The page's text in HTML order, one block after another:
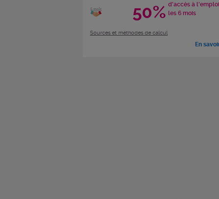
50% d'accès à
les 6 mois
Sources et méthodes de calcul
En